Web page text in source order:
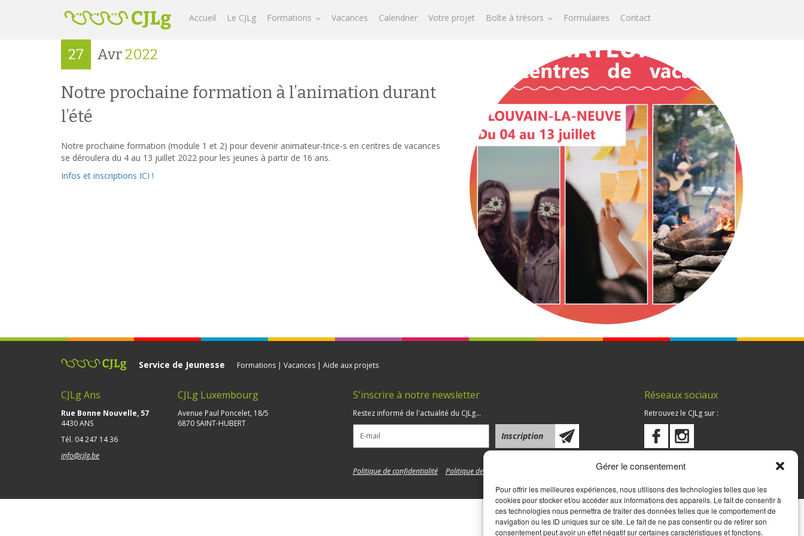
Gérer le consentement
Pour offrir les meilleures expériences, nous utilisons des technologies telles que les
cookies pour stocker et/ou accéder aux informations des appareils. Le fait de consentir à
ces technologies nous permettra de traiter des données telles que le comportement de
navigation ou les ID uniques sur ce site. Le fait de ne pas consentir ou de retirer son
consentement peut avoir un effet négatif sur certaines caractéristiques et fonctions.
Accueil Le CJLg Formations Vacances Calendrier Votre projet Boîte à trésors Formulaires Contact
27 Avr 2022
Notre prochaine formation à l’animation durant
l’été
Notre prochaine formation (module 1 et 2) pour devenir animateur-trice-s en centres de vacances
se déroulera du 4 au 13 juillet 2022 pour les jeunes à partir de 16 ans.
Infos et inscriptions ICI !
Service de Jeunesse Formations | Vacances | Aide aux projets
CJLg Ans
Rue Bonne Nouvelle, 57
4430 ANS
Tél. 04 247 14 36
info@cjlg.be
CJLg Luxembourg
Avenue Paul Poncelet, 18/5
6870 SAINT-HUBERT
S'inscrire à notre newsletter
Restez informé de l'actualité du CJLg...
Politique de confidentialité Politique de cookies
Réseaux sociaux
Retrouvez le CJLg sur :